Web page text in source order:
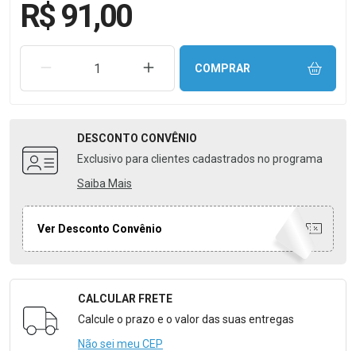
R$ 91,00
REMOVER UMA UNIDADEAUMENTAR UMA UNIDADE
COMPRAR
DESCONTO CONVÊNIO
Exclusivo para clientes cadastrados no programa
Saiba Mais
Ver Desconto Convênio
Formulário para Calcular o Frete
CALCULAR FRETE
Calcule o prazo e o valor das suas entregas
Não sei meu CEP